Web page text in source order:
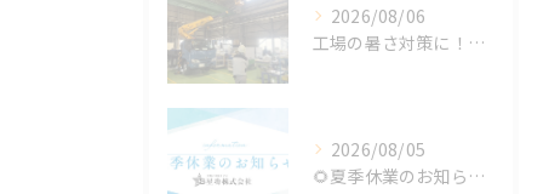
2026/08/06
工場の暑さ対策に！遮熱塗料「アドクールAQUA」施工前の温度測定を設置
2026/08/05
🌻夏季休業のお知らせ🌻